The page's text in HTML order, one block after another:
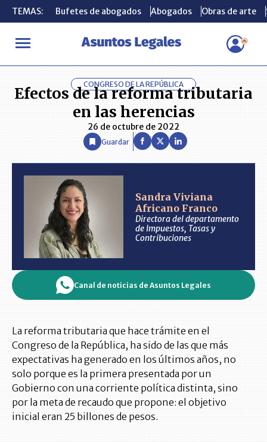
TEMAS: Bufetes de abogados Abogados Obras de arte
INICIO ANÁLISIS SANDRA VIVIANA AFRICANO FRANCO
TEMAS: Bufetes de abogados Abogados Obras de arte
CONGRESO DE LA REPÚBLICA
Efectos de la reforma tributaria
en las herencias
26 de octubre de 2022
Guardar
Sandra Viviana
Africano Franco
Directora del departamento
de Impuestos, Tasas y
Contribuciones
Canal de noticias de Asuntos Legales
La reforma tributaria que hace trámite en el
Congreso de la República, ha sido de las que más
expectativas ha generado en los últimos años, no
solo porque es la primera presentada por un
Gobierno con una corriente política distinta, sino
por la meta de recaudo que propone: el objetivo
inicial eran 25 billones de pesos.